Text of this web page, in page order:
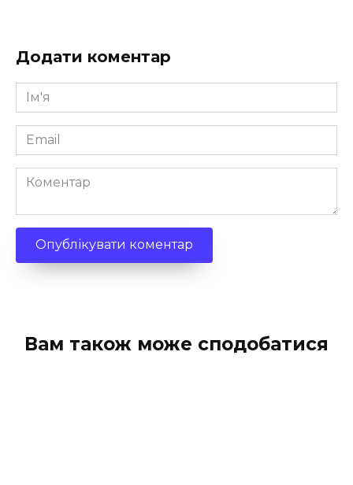
Додати коментар
Ім'я
*
Email
*
Коментар
Вам також може сподобатися